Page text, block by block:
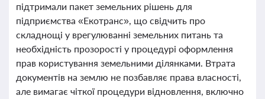
підтримали пакет земельних рішень для
підприємства «Екотранс», що свідчить про
складнощі у врегулюванні земельних питань та
необхідність прозорості у процедурі оформлення
прав користування земельними ділянками. Втрата
документів на землю не позбавляє права власності,
але вимагає чіткої процедури відновлення, включно